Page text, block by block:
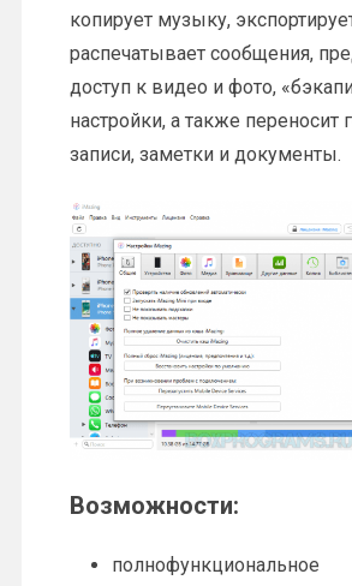
копирует музыку,
распечатывает сообщения,
доступ к видео и фото,
настройки, а также переносит
записи, заметки и документы.
Возможности:
полнофункциональное